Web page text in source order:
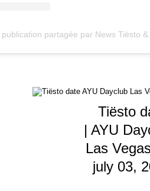
partagée par News Tiësto
Tiësto
| AYU
Las
july 03,